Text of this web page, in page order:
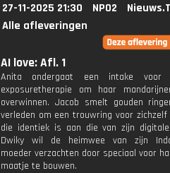
27-11-2025 21:30 NPO2
Alle afleveringen
AI love: Afl. 1
Anita ondergaat een intake voor
exposuretherapie om haar
overwinnen. Jacob smelt gouden
verleden om een trouwring voor
die identiek is aan die van zijn
Dwiky wil de heimwee van zijn
moeder verzachten door speciaal voor
maatje te bouwen.